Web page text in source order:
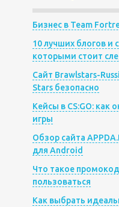
Бизнес в Team
10 лучших блогов и
которыми стоит
Сайт Brawlstars-
Stars безопасно
Кейсы в CS:GO: как
игры
Обзор сайта
для Android
Что такое
пользоваться
Как выбрать